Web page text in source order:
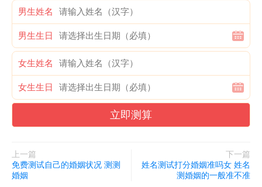
男生姓名
男生生日
女生姓名
女生生日
立即测算
上一篇
免费测试自己的婚姻状况 测测
婚姻
下一篇
姓名测试打分婚姻准吗女 姓名
测婚姻的一般准不准